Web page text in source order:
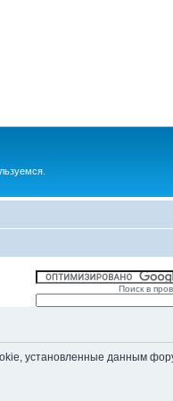
Поиск в
установленные данным